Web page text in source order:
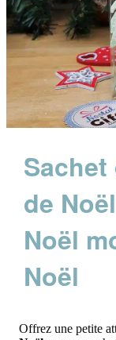
de
Noël
Noël
Offrez une petite